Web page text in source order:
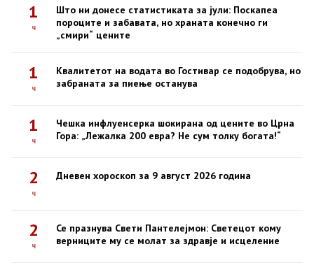
1
ч
Што ни донесе статистиката за јули: Поскапеа
пороците и забавата, но храната конечно ги
„смири“ цените
1
ч
Квалитетот на водата во Гостивар се подобрува, но
забраната за пиење останува
1
ч
Чешка инфлуенсерка шокирана од цените во Црна
Гора: „Лежалка 200 евра? Не сум толку богата!“
2
ч
Дневен хороскоп за 9 август 2026 година
2
ч
Се празнува Свети Пантелејмон: Светецот кому
верниците му се молат за здравје и исцеление